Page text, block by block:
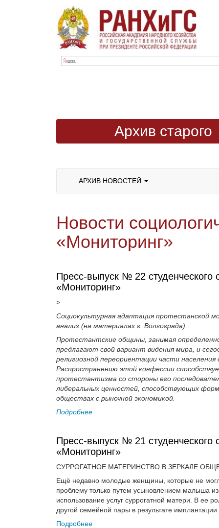
Архив старого
АРХИВ НОВОСТЕЙ
Новости
«Мониторинг»
Пресс-выпуск № 22 студенческого
«Мониторинг»
>
Социокультурная адаптация протестанской
анализ (на материалах г. Волгограда).
Протестантские общины, занимая
предлагают свой вариант видения мира, и
религиозной переориентации части
Распространению этой конфессии
протестантизма со стороны его
либеральных ценностей, способствующих
обществах с рыночной экономикой.
Подробнее
Пресс-выпуск № 21 студенческого
«Мониторинг»
СУРРОГАТНОЕ МАТЕРИНСТВО В ЗЕРКАЛЕ
Ещё недавно молодые женщины, которые не
проблему только путем усыновлением малыша
использование услуг суррогатной матери. В ее
другой семейной пары в результате
Подробнее